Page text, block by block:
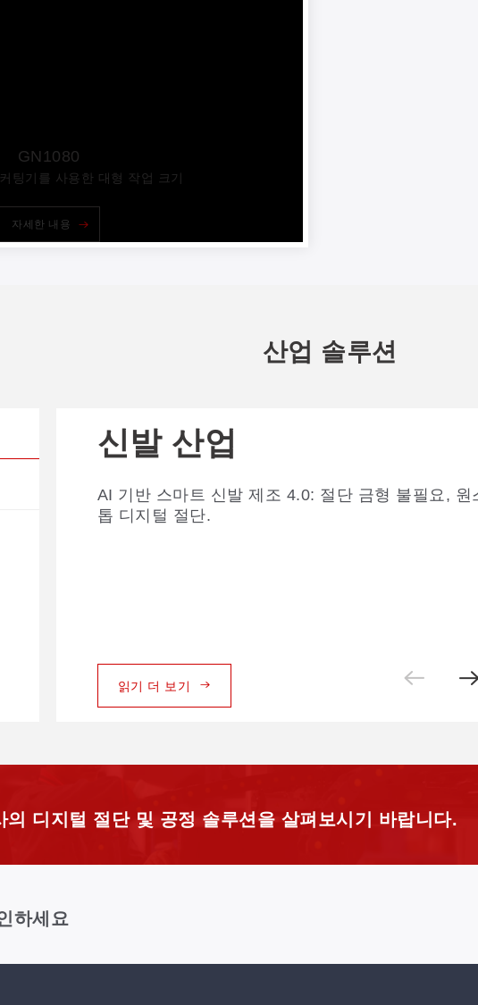
GN1080
팅기를 사용한 대형 작업 크기
자세한 내용
산업 솔루션
신발 산업
AI 기반 스마트 신발 제조 4.0: 절단 금형 불필요, 원
톱 디지털 절단.
읽기 더 보기
가죽 제품
전통적인 가죽 절단 과정에는 해결해야 할 과제가 적
지 않습니다. GBOS가 이러한 과제를 어떻게 해결하
읽기 더 보기
의 디지털 절단 및 공정 솔루션을 살펴보시기 바랍니다.
하세요